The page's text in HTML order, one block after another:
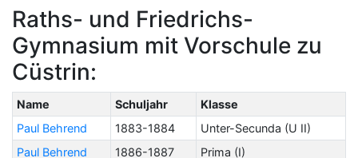
Raths- und Friedrichs-
Gymnasium mit Vorschule zu
Cüstrin:
Name Schuljahr
Klasse
Paul Behrend
1883-1884
Unter-Secunda (U II)
Paul Behrend
1886-1887 Prima (I)